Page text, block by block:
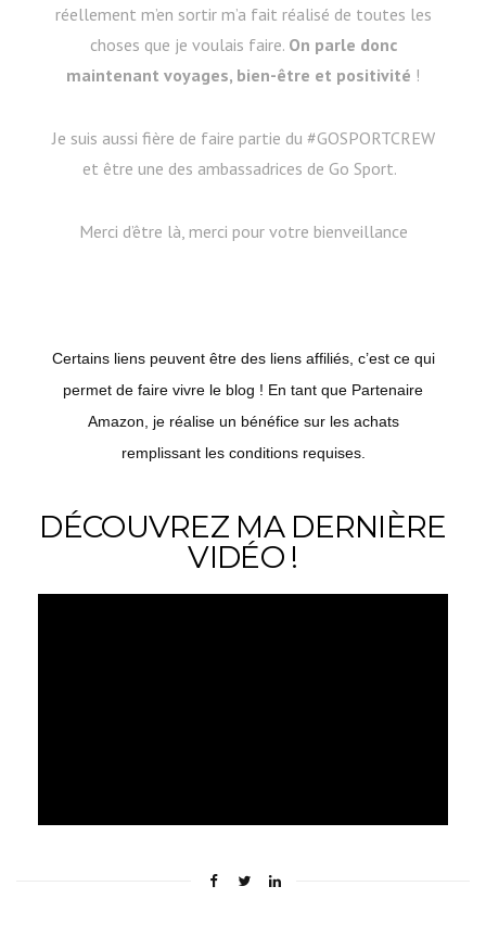
réellement m’en sortir m’a fait réalisé de toutes les
choses que je voulais faire. On parle donc
maintenant voyages, bien-être et positivité !
Je suis aussi fière de faire partie du #GOSPORTCREW
et être une des ambassadrices de Go Sport.
Merci d’être là, merci pour votre bienveillance
Certains liens peuvent être des liens affiliés, c’est ce qui
permet de faire vivre le blog ! En tant que Partenaire
Amazon, je réalise un bénéfice sur les achats
remplissant les conditions requises.
DÉCOUVREZ MA DERNIÈRE
VIDÉO !